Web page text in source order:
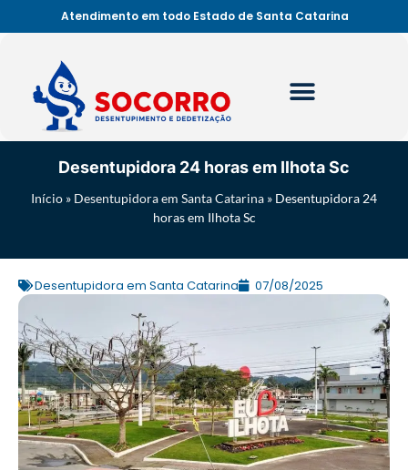
Atendimento em todo Estado de Santa Catarina
Desentupidora 24 horas em Ilhota Sc
Início » Desentupidora em Santa Catarina » Desentupidora 24
horas em Ilhota Sc
Desentupidora em Santa Catarina 07/08/2025